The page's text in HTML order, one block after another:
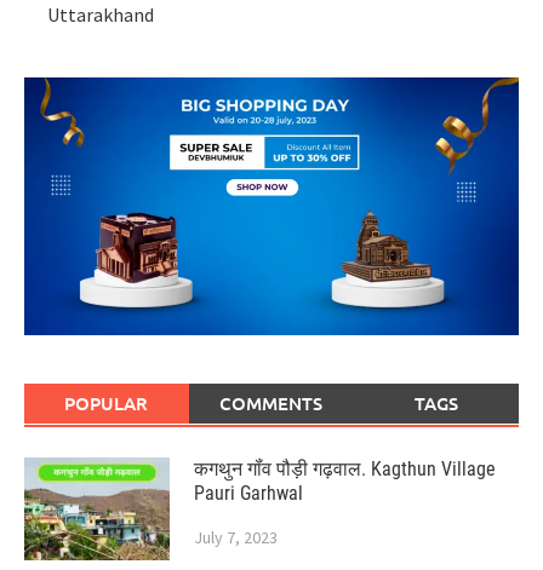
Uttarakhand
POPULAR COMMENTS TAGS
कगथुन गॉंव पौड़ी गढ़वाल. Kagthun Village
Pauri Garhwal
July 7, 2023